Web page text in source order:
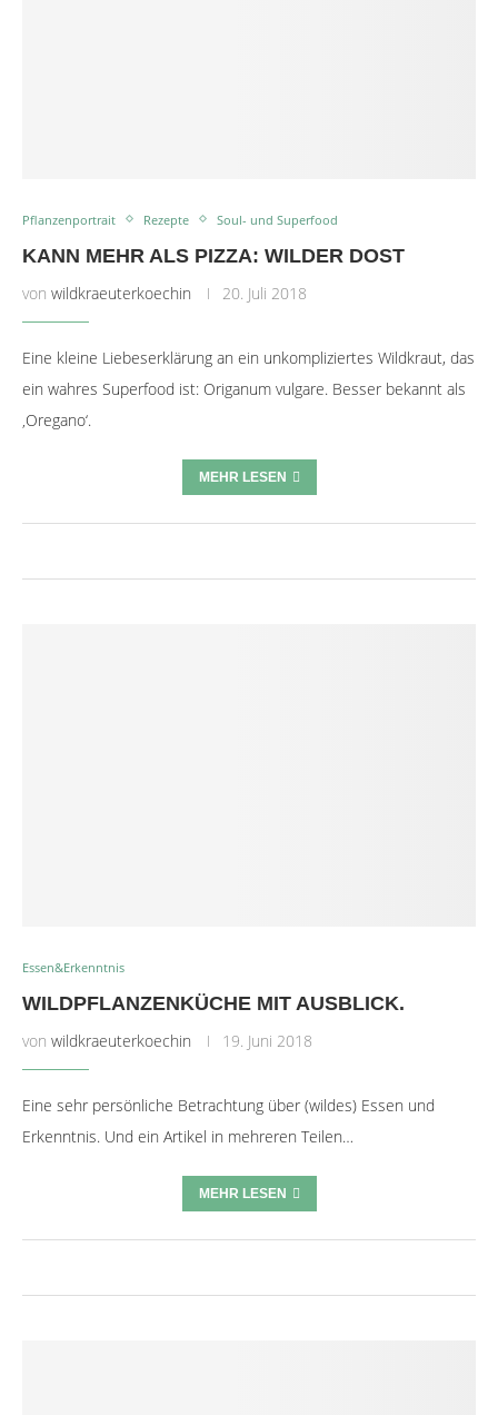
Pflanzenportrait Rezepte Soul- und Superfood
KANN MEHR ALS PIZZA: WILDER DOST
von wildkraeuterkoechin 20. Juli 2018
Eine kleine Liebeserklärung an ein unkompliziertes Wildkraut, das
ein wahres Superfood ist: Origanum vulgare. Besser bekannt als
‚Oregano‘.
MEHR LESEN
Essen&Erkenntnis
WILDPFLANZENKÜCHE MIT AUSBLICK.
von wildkraeuterkoechin 19. Juni 2018
Eine sehr persönliche Betrachtung über (wildes) Essen und
Erkenntnis. Und ein Artikel in mehreren Teilen…
MEHR LESEN